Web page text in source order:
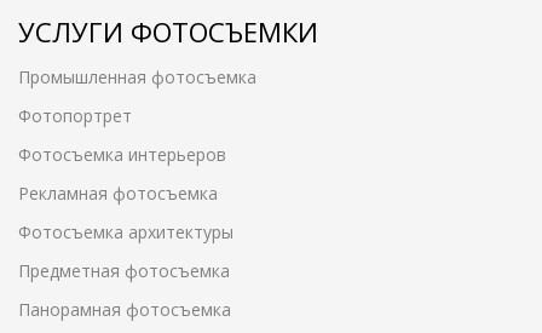
УСЛУГИ ФОТОСЪЕМКИ
Промышленная фотосъемка
Фотопортрет
Фотосъемка интерьеров
Рекламная фотосъемка
Фотосъемка архитектуры
Предметная фотосъемка
Панорамная фотосъемка